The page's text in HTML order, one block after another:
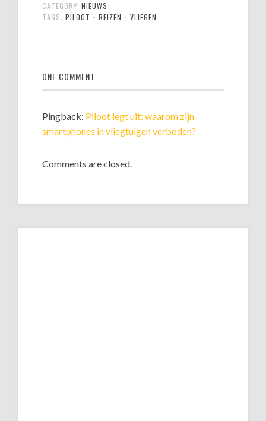
CATEGORY:NIEUWS
TAGS:PILOOT •REIZEN •VLIEGEN
ONE COMMENT
Pingback: Piloot legt uit: waarom zijn
smartphones in vliegtuigen verboden?
Comments are closed.